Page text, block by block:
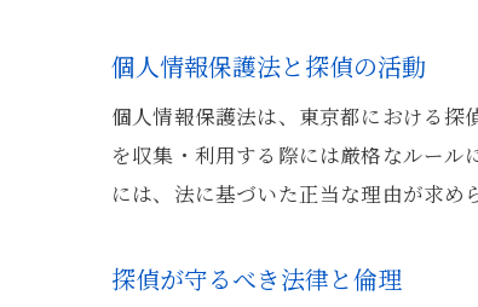
個人情報保護法と探偵の活動
個人情報保護法は、東京都における
を収集・利用する際には厳格なルー
には、法に基づいた正当な理由が求め
探偵が守るべき法律と倫理